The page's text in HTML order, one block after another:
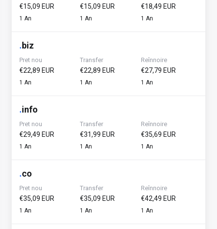
€15,09 EUR
1 An
€15,09 EUR
1 An
€18,49 EUR
1 An
.biz
Pret nou
€22,89 EUR
1 An
Transfer
€22,89 EUR
1 An
Reînnoire
€27,79 EUR
1 An
.info
Pret nou
€29,49 EUR
1 An
Transfer
€31,99 EUR
1 An
Reînnoire
€35,69 EUR
1 An
.co
Pret nou
€35,09 EUR
1 An
Transfer
€35,09 EUR
1 An
Reînnoire
€42,49 EUR
1 An